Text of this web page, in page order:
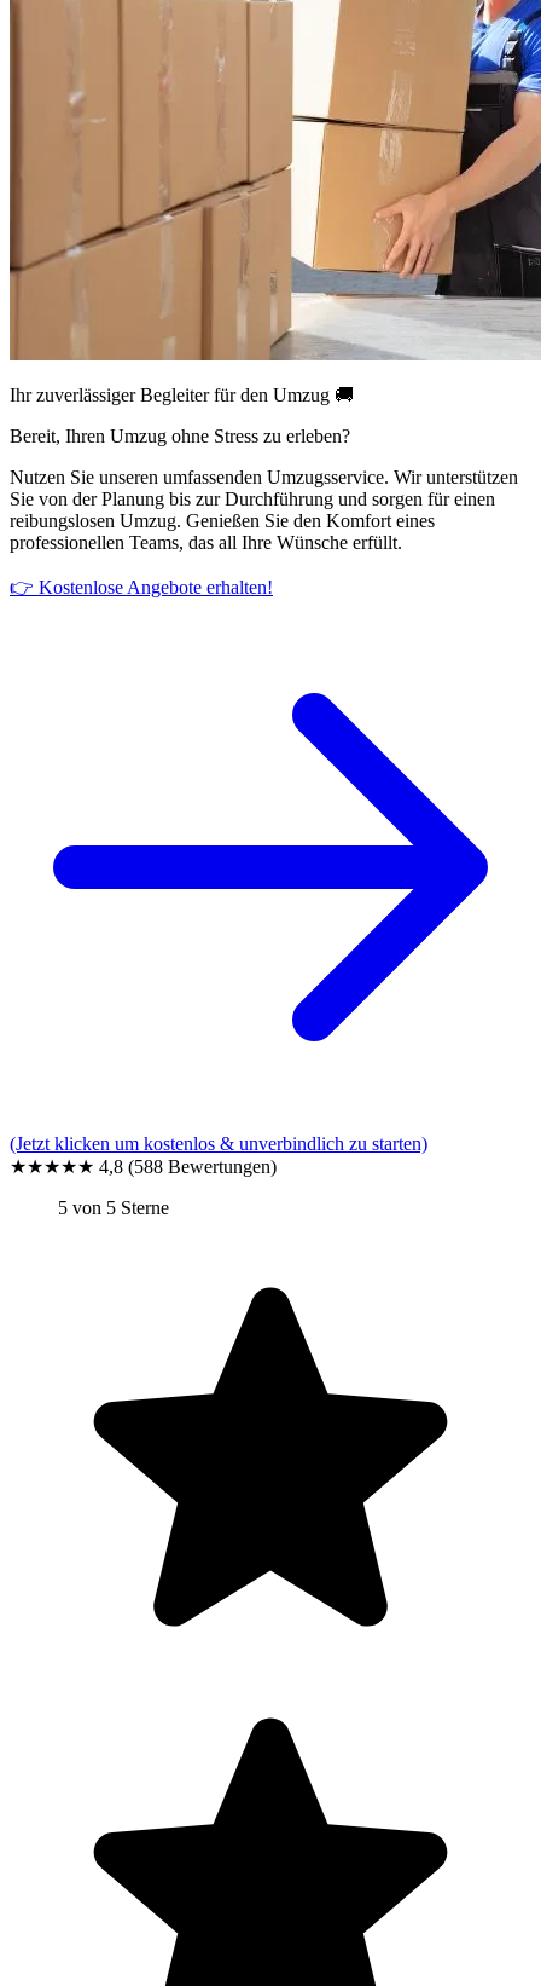
Ihr zuverlässiger Begleiter für den Umzug 🚚
Bereit, Ihren Umzug ohne Stress zu erleben?
Nutzen Sie unseren umfassenden Umzugsservice. Wir unterstützen
Sie von der Planung bis zur Durchführung und sorgen für einen
reibungslosen Umzug. Genießen Sie den Komfort eines
professionellen Teams, das all Ihre Wünsche erfüllt.
👉 Kostenlose Angebote erhalten!
(Jetzt klicken um kostenlos & unverbindlich zu starten)
★★★★★ 4,8 (588 Bewertungen)
5 von 5 Sterne